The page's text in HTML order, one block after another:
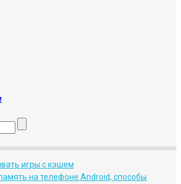
игры с кэшем
на телефоне Android, способы